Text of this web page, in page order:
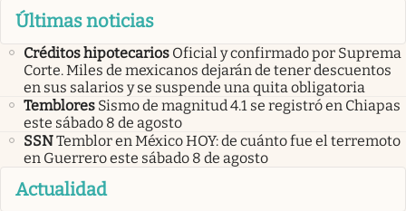
Últimas noticias
Créditos hipotecarios Oficial y confirmado por Suprema
Corte. Miles de mexicanos dejarán de tener descuentos
en sus salarios y se suspende una quita obligatoria
Temblores Sismo de magnitud 4.1 se registró en Chiapas
este sábado 8 de agosto
SSNTemblor en México HOY: de cuánto fue el terremoto
en Guerrero este sábado 8 de agosto
Actualidad